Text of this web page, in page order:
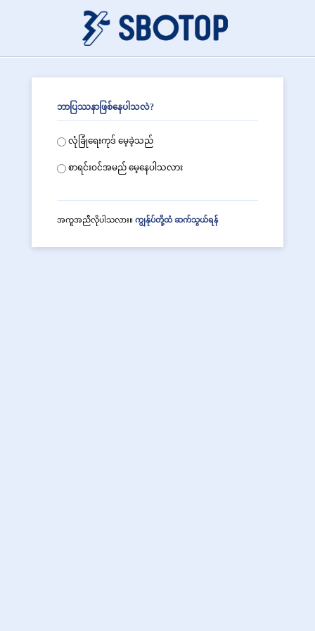
ဘာပြဿနာဖြစ်နေပါသလဲ?
လုံခြုံရေးကုဒ် မေ့ခဲ့သည်
စာရင်းဝင်အမည် မေ့နေပါသလား
အကူအညီလိုပါသလား။ ကျွန်ုပ်တို့ထံ ဆက်သွယ်ရန်